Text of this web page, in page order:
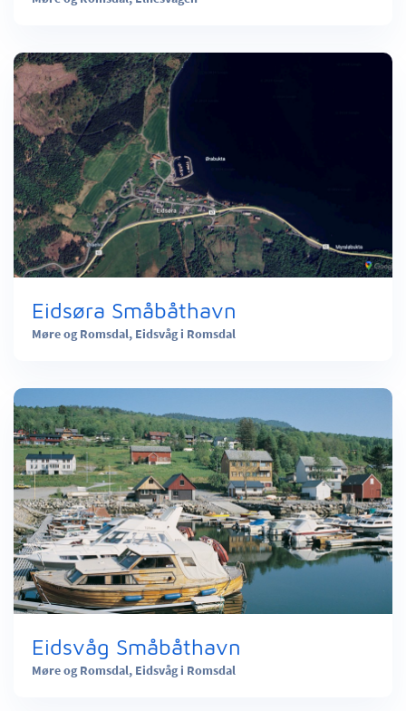
Eidsøra Småbåthavn
Møre og Romsdal, Eidsvåg i Romsdal
Eidsvåg Småbåthavn
Møre og Romsdal, Eidsvåg i Romsdal